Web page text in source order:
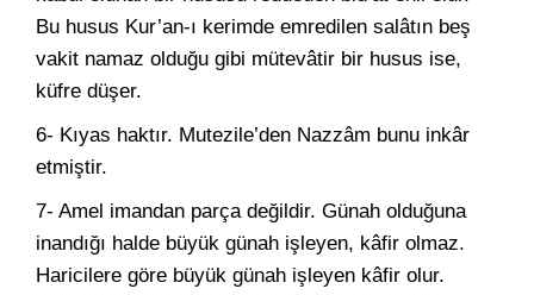
Bu husus Kur’an-ı kerimde emredilen salâtın beş
vakit namaz olduğu gibi mütevâtir bir husus ise,
küfre düşer.
6- Kıyas haktır. Mutezile’den Nazzâm bunu inkâr
etmiştir.
7- Amel imandan parça değildir. Günah olduğuna
inandığı halde büyük günah işleyen, kâfir olmaz.
Haricilere göre büyük günah işleyen kâfir olur.